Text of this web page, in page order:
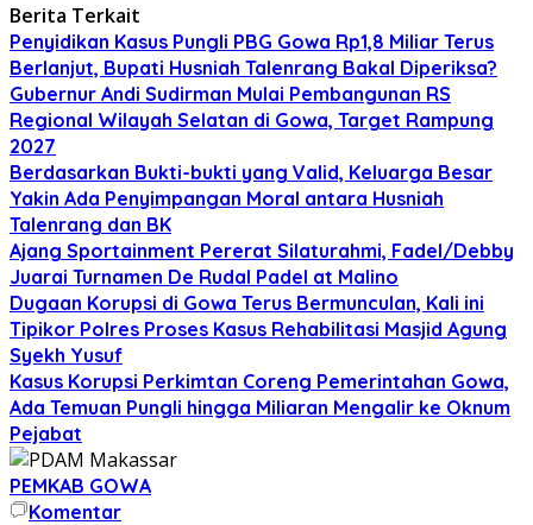
Berita Terkait
Penyidikan Kasus Pungli PBG Gowa Rp1,8 Miliar Terus
Berlanjut, Bupati Husniah Talenrang Bakal Diperiksa?
Gubernur Andi Sudirman Mulai Pembangunan RS
Regional Wilayah Selatan di Gowa, Target Rampung
2027
Berdasarkan Bukti-bukti yang Valid, Keluarga Besar
Yakin Ada Penyimpangan Moral antara Husniah
Talenrang dan BK
Ajang Sportainment Pererat Silaturahmi, Fadel/Debby
Juarai Turnamen De Rudal Padel at Malino
Dugaan Korupsi di Gowa Terus Bermunculan, Kali ini
Tipikor Polres Proses Kasus Rehabilitasi Masjid Agung
Syekh Yusuf
Kasus Korupsi Perkimtan Coreng Pemerintahan Gowa,
Ada Temuan Pungli hingga Miliaran Mengalir ke Oknum
Pejabat
PEMKAB GOWA
Komentar